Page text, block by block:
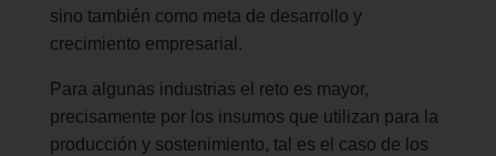
sino también como meta de desarrollo y
crecimiento empresarial.
Para algunas industrias el reto es mayor,
precisamente por los insumos que utilizan para la
producción y sostenimiento, tal es el caso de los